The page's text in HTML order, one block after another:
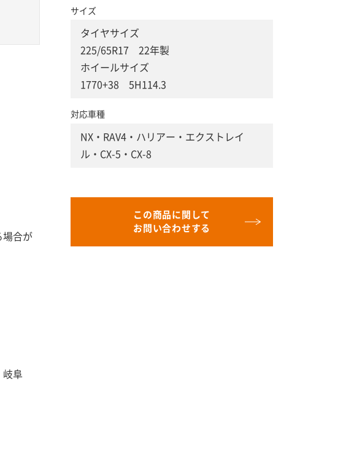
場合が
岐阜
サイズ
タイヤサイズ
225/65R17 22年製
ホイールサイズ
1770+38 5H114.3
対応車種
NX・RAV4・ハリアー・エクストレイ
ル・CX-5・CX-8
この商品に関して
お問い合わせする